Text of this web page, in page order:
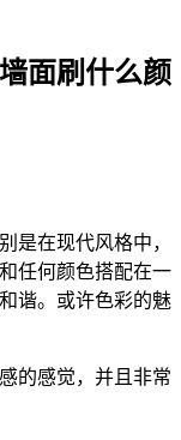
面刷什么颜
是在现代风格中，
任何颜色搭配在一
谐。或许色彩的魅
的感觉，并且非常